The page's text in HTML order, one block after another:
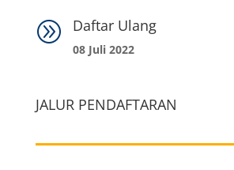
A Daftar Ulang
08 Juli 2022
JALUR PENDAFTARAN